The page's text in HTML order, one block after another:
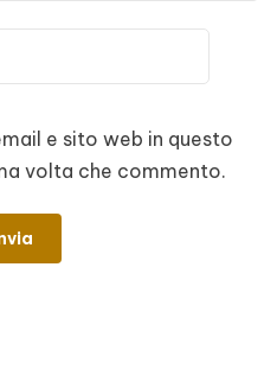
e sito web in questo
volta che commento.